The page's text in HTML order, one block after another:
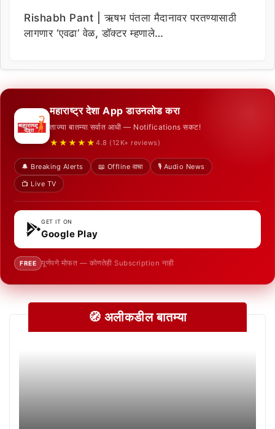
Rishabh Pant | ऋषभ पंतला मैदानावर परतण्यासाठी
लागणार ‘एवढा’ वेळ, डॉक्टर म्हणाले…
महाराष्ट्र देशा App डाउनलोड करा
ताज्या बातम्या सर्वात आधी — Notifications सकट!
★★★★★ 4.8 (12K+ reviews)
🔔 Breaking Alerts 📖 Offline वाचा
🎙️ Audio News
📺 Live TV
GET IT ON
Google Play
FREE पूर्णपणे मोफत — कोणतेही Subscription नाही
🧭 अलीकडील बातम्या